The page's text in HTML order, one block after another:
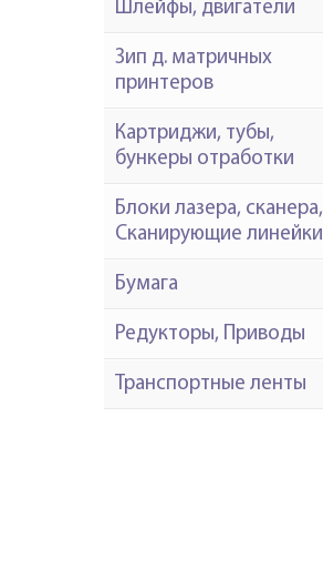
Шлейфы, двигатели
Зип д. матричных
принтеров
Картриджи, тубы,
бункеры отработки
Блоки лазера, сканера,
Сканирующие линейки
Бумага
Редукторы, Приводы
Транспортные ленты